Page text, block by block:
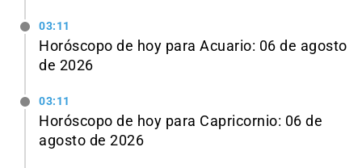
03:11
Horóscopo de hoy para Acuario: 06 de agosto
de 2026
03:11
Horóscopo de hoy para Capricornio: 06 de
agosto de 2026